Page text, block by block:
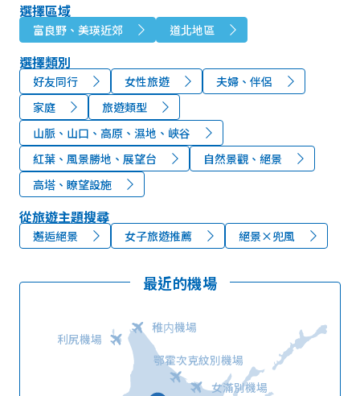
選擇區域
富良野、美瑛近郊 道北地區
選擇類別
好友同行 女性旅遊
夫婦、伴侶
家庭
旅遊類型
山脈、山口、高原、濕地、峽谷
紅葉、風景勝地、展望台
自然景觀、絕景
高塔、瞭望設施
從旅遊主題搜尋
邂逅絕景 女子旅遊推薦 絕景×兜風
最近的機場
稚内機場
利尻機場
鄂霍次克紋別機場
女滿別機場